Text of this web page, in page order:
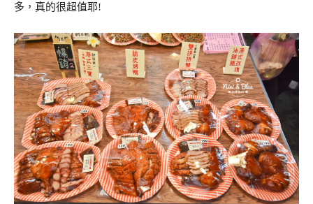
多，真的很超值耶!